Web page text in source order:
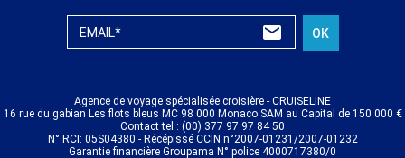
EMAIL* OK
Agence de voyage spécialisée croisière - CRUISELINE
16 rue du gabian Les flots bleus MC 98 000 Monaco SAM au Capital de 150 000 €
Contact tel : (00) 377 97 97 84 50
N° RCI: 05S04380 - Récépissé CCIN n°2007-01231/2007-01232
Garantie financière Groupama N° police 4000717380/0